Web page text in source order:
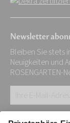
Newsletter
Bleiben Sie stets
Neuigkeiten und
ROSENGARTEN-
E-